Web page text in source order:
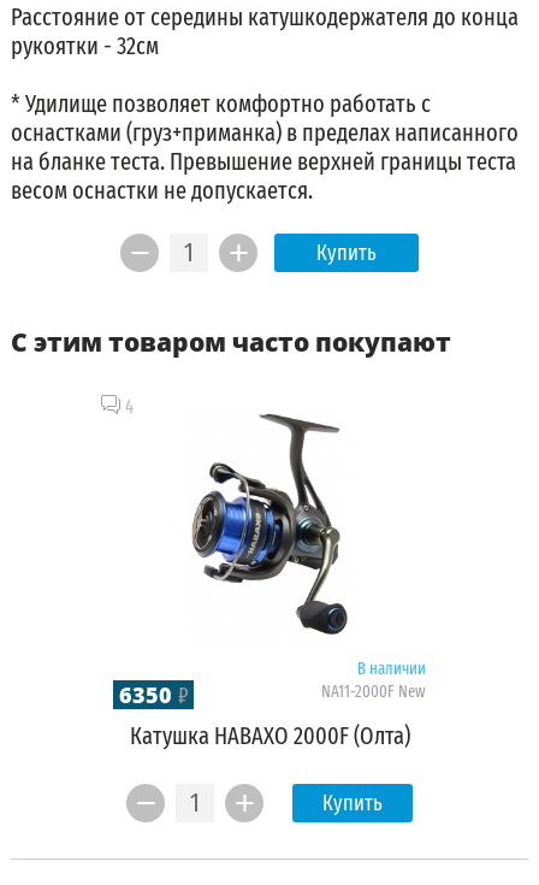
Расстояние от середины катушкодержателя до конца
рукоятки - 32см
* Удилище позволяет комфортно работать с
оснастками (груз+приманка) в пределах написанного
на бланке теста. Превышение верхней границы теста
весом оснастки не допускается.
Купить
С этим товаром часто покупают
4
6350 ₽
В наличии
NA11-2000F New
Катушка НАВАХО 2000F (Олта)
Купить